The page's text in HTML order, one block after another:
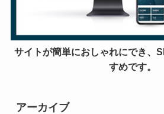
サイトが簡単におしゃれにでき、
すめです。
アーカイブ